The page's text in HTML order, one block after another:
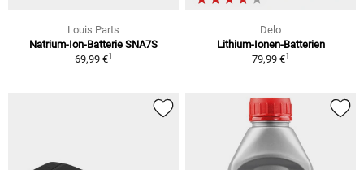
Louis Parts
Natrium-Ion-Batterie SNA7S
69,99 €1
Delo
Lithium-Ionen-Batterien
79,99 €1